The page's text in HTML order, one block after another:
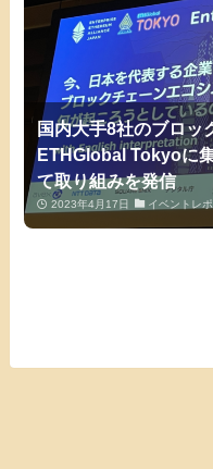
国内大手8社のブロッ
ETHGlobal Tokyoに
て取り組みを発信
2023年4月17日 イベントレ